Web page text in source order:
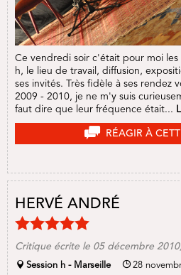
Ce vendredi soir c'était pour moi les
h, le lieu de travail, diffusion,
ses invités. Très fidèle à ses rendez
2009 - 2010, je ne m'y suis
faut dire que leur fréquence était...
RÉAGIR À
HERVÉ ANDRÉ
Critique écrite le 05 décembre 2010
Session h - Marseille 28